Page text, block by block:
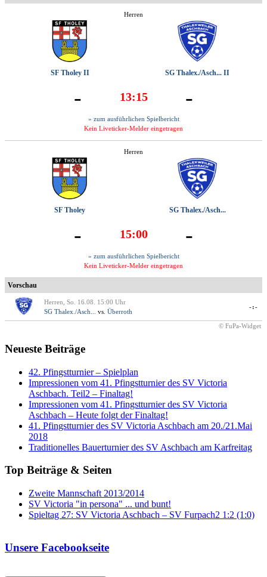
Herren
SF Tholey II SG Thalex./Asch... II
- 13:15 -
» zum ausführlichen Spielbericht
Kein Liveticker-Melder eingetragen
Herren
SF Tholey SG Thalex./Asch...
- 15:00 -
» zum ausführlichen Spielbericht
Kein Liveticker-Melder eingetragen
Vorschau
Herren, So. 16.08. 15:00 Uhr
SG Thalex./Asch...
vs. Überroth
-:-
© FuPa-Widget
Neueste Beiträge
42. Pfingstturnier – Spielplan
Impressionen vom 41. Pfingstturnier des SV Victoria
Aschbach. Teil2 – Finaltag!
Impressionen vom 41. Pfingstturnier des SV Victoria
Aschbach – Heute folgt der Finaltag!
41. Pfingstturnier des SV Victoria Aschbach am 20./21.Mai
2018
Traditionelles Bauerturnier des SV Aschbach am Karfreitag
Top Beiträge & Seiten
Zweite Mannschaft 2013/2014
SV Victoria "in persona" ... und bunt!
Spieltag 27: SV Victoria Aschbach – SV Furpach2 1:2 (1:0)
Unsere Facebookseite